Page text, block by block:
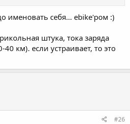
именовать себя... ebike'ром :)
штука, тока заряда
40 км). если устраивает, то это
#26